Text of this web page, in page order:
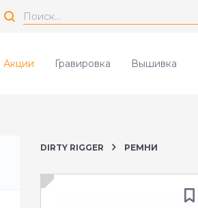
Акции Гравировка Вышивка
DIRTY RIGGER РЕМНИ